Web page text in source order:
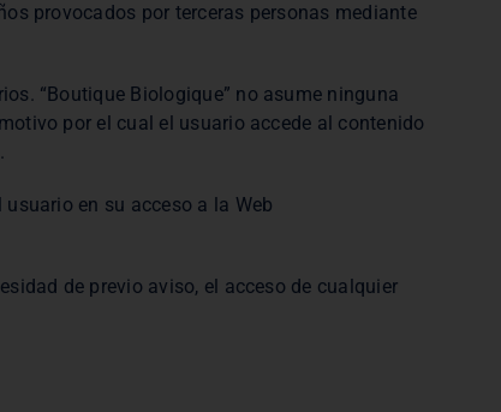
provocados por terceras personas mediante
“Boutique Biologique” no asume ninguna
por el cual el usuario accede al contenido
en su acceso a la Web
de previo aviso, el acceso de cualquier